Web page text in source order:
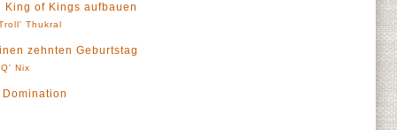
of Kings aufbauen
Thukral
zehnten Geburtstag
Nix